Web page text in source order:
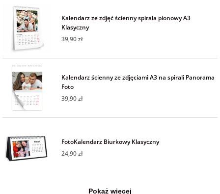
Fotoksiążki
Dodatki i
opakowania
na Dzień
Chłopaka
na Dzień Kobiet
na walentynki
na prezent
dla przyjaciółki
dla przyjaciela
Kalendarz ze zdjęć ścienny spirala pionowy A3
Klasyczny
39,90 zł
Kalendarz ścienny ze zdjęciami A3 na spirali Panorama
Foto
39,90 zł
FotoKalendarz Biurkowy Klasyczny
24,90 zł
Pokaż więcej